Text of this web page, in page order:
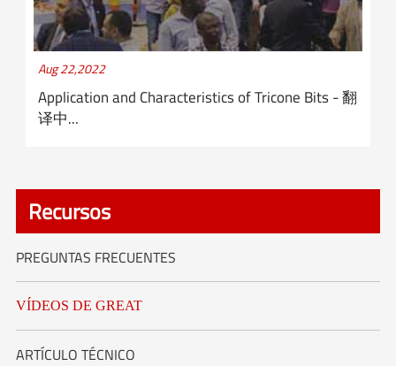
Aug 22,2022
Application and Characteristics of Tricone Bits - 翻
译中...
Recursos
PREGUNTAS FRECUENTES
VÍDEOS DE GREAT
ARTÍCULO TÉCNICO